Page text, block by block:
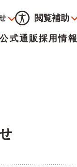
閲覧補助
常 黒 青 黄
公式通販採用情報